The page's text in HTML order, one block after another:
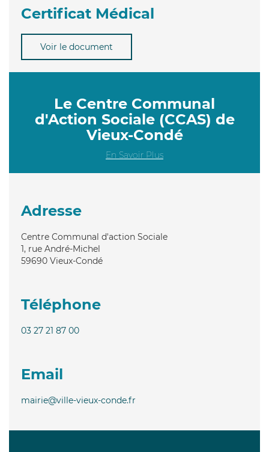
Certificat Médical
Voir le document
Le Centre Communal
d'Action Sociale (CCAS) de
Vieux-Condé
En Savoir Plus
Adresse
Centre Communal d'action Sociale
1, rue André-Michel
59690 Vieux-Condé
Téléphone
03 27 21 87 00
Email
mairie@ville-vieux-conde.fr